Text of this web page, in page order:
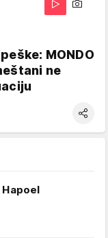
MONDO
ne